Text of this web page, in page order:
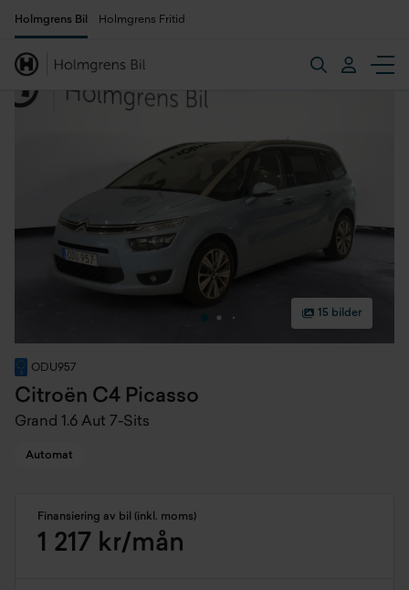
Holmgrens Bil Holmgrens Fritid
15 bilder
ODU957
Citroën C4 Picasso
Grand 1.6 Aut 7-Sits
Automat
Finansiering av bil (inkl. moms)
1 217 kr/mån